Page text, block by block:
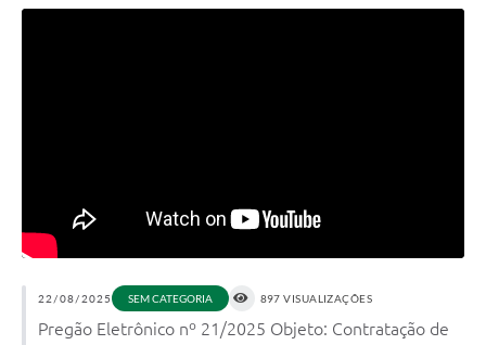
22/08/2025 SEM CATEGORIA 897 VISUALIZAÇÕES
Pregão Eletrônico nº 21/2025 Objeto: Contratação de